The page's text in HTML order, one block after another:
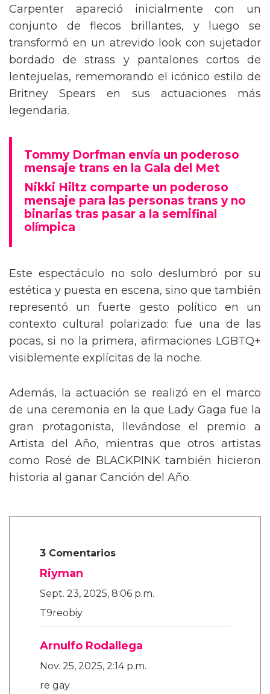
Carpenter apareció inicialmente con un
conjunto de flecos brillantes, y luego se
transformó en un atrevido look con sujetador
bordado de strass y pantalones cortos de
lentejuelas, rememorando el icónico estilo de
Britney Spears en sus actuaciones más
legendaria.
Tommy Dorfman envía un poderoso
mensaje trans en la Gala del Met
Nikki Hiltz comparte un poderoso
mensaje para las personas trans y no
binarias tras pasar a la semifinal
olímpica
Este espectáculo no solo deslumbró por su
estética y puesta en escena, sino que también
representó un fuerte gesto político en un
contexto cultural polarizado: fue una de las
pocas, si no la primera, afirmaciones LGBTQ+
visiblemente explícitas de la noche.
Además, la actuación se realizó en el marco
de una ceremonia en la que Lady Gaga fue la
gran protagonista, llevándose el premio a
Artista del Año, mientras que otros artistas
como Rosé de BLACKPINK también hicieron
historia al ganar Canción del Año.
3 Comentarios
Riyman
Sept. 23, 2025, 8:06 p.m.
T9reobiy
Arnulfo Rodallega
Nov. 25, 2025, 2:14 p.m.
re gay